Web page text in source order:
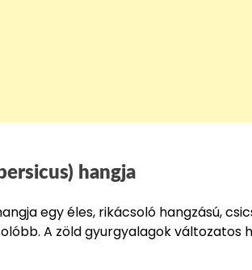
hangja
egy éles, rikácsoló hangzású,
A zöld gyurgyalagok